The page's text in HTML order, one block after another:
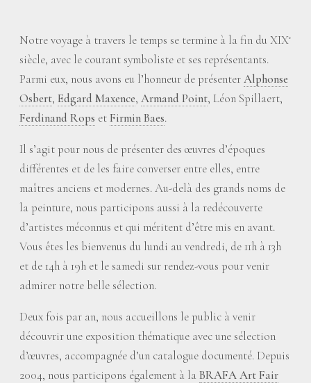
Notre voyage à travers le temps se termine à la fin du XIXe
siècle, avec le courant symboliste et ses représentants.
Parmi eux, nous avons eu l’honneur de présenterAlphonse
Osbert, Edgard Maxence, Armand Point, Léon Spillaert,
Ferdinand Rops etFirmin Baes.
Il s’agit pour nous de présenter des œuvres d’époques
différentes et de les faire converser entre elles, entre
maîtres anciens et modernes. Au-delà des grands noms de
la peinture, nous participons aussi à la redécouverte
d’artistes méconnus et qui méritent d’être mis en avant.
Vous êtes les bienvenus du lundi au vendredi, de 11h à 13h
et de 14h à 19h et le samedi sur rendez-vous pour venir
admirer notre belle sélection.
Deux fois par an, nous accueillons le public à venir
découvrir une exposition thématique avec une sélection
d’œuvres, accompagnée d’un catalogue documenté. Depuis
2004, nous participons également à la BRAFA Art Fair